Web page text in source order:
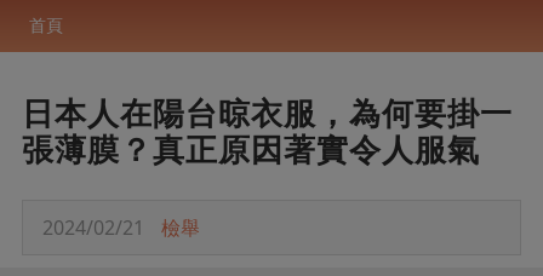
首頁
日本人在陽台晾衣服，為何要掛一
張薄膜？真正原因著實令人服氣
2024/02/21 檢舉